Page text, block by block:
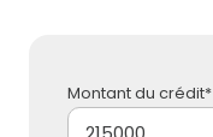
Montant du crédit*